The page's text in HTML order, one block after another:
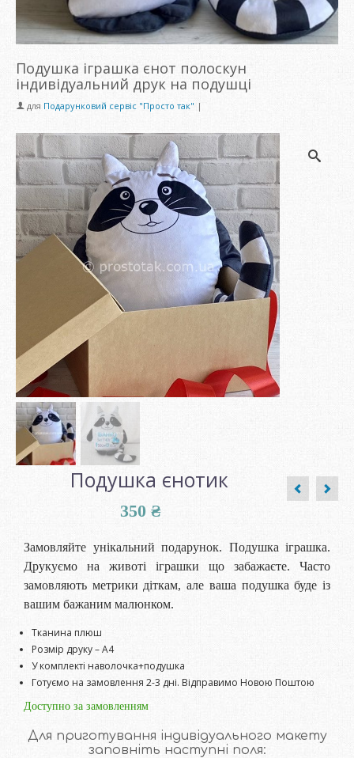
Подушка іграшка єнот полоскун
індивідуальний друк на подушці
для Подарунковий сервіс "Просто так" |
Подушка єнотик
350₴
Замовляйте унікальний подарунок. Подушка іграшка.
Друкуємо на животі іграшки що забажаєте. Часто
замовляють метрики діткам, але ваша подушка буде із
вашим бажаним малюнком.
Тканина плюш
Розмір друку – А4
У комплекті наволочка+подушка
Готуємо на замовлення 2-3 дні. Відправимо Новою Поштою
Доступно за замовленням
Для приготування індивідуального макету
заповніть наступні поля: